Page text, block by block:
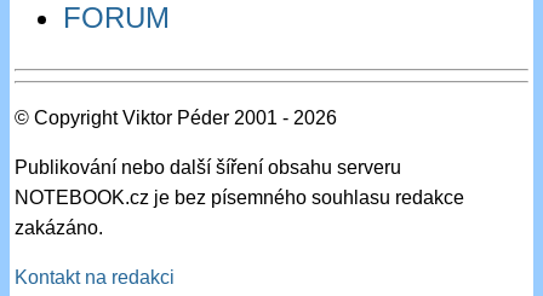
FORUM
© Copyright Viktor Péder 2001 - 2026
Publikování nebo další šíření obsahu serveru
NOTEBOOK.cz je bez písemného souhlasu redakce
zakázáno.
Kontakt na redakci